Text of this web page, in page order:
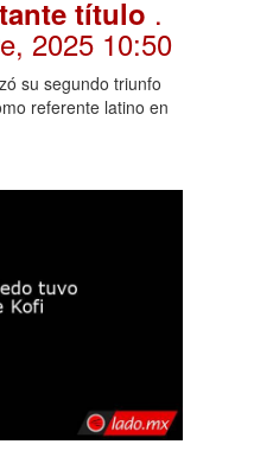
título .
2025 10:50
su segundo triunfo
referente latino en